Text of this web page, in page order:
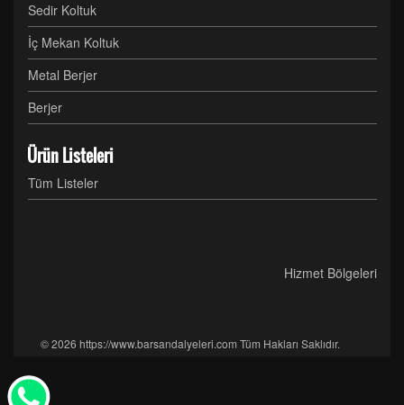
Sedir Koltuk
İç Mekan Koltuk
Metal Berjer
Berjer
Ürün Listeleri
Tüm Listeler
Hizmet Bölgeleri
© 2026 https://www.barsandalyeleri.com Tüm Hakları Saklıdır.